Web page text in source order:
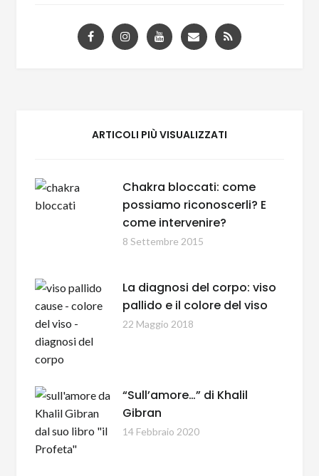
ARTICOLI PIÙ VISUALIZZATI
Chakra bloccati: come
possiamo riconoscerli? E
come intervenire?
8 Settembre 2015
La diagnosi del corpo: viso
pallido e il colore del viso
22 Maggio 2018
“Sull’amore…” di Khalil
Gibran
14 Febbraio 2020